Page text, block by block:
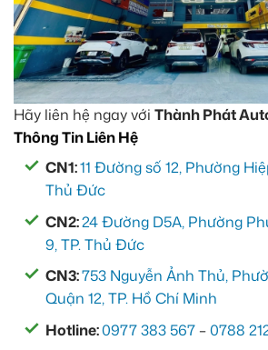
Hãy liên hệ ngay với Thành Phát
Thông Tin Liên Hệ
CN1:11 Đường số 12, Phường
Thủ Đức
CN2:24 Đường D5A, Phường
9, TP. Thủ Đức
CN3:753 Nguyễn Ảnh Thủ,
Quận 12, TP. Hồ Chí Minh
Hotline:0977 383 567 –0788